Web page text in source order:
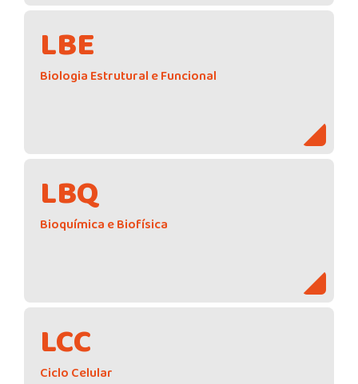
LBE
Biologia Estrutural e Funcional
LBQ
Bioquímica e Biofísica
LCC
Ciclo Celular